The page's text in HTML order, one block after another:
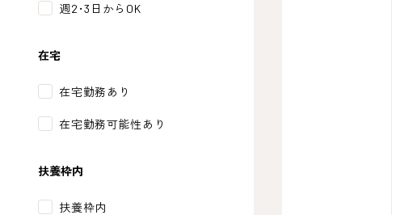
週2･3日からOK
在宅
在宅勤務あり
在宅勤務可能性あり
扶養枠内
扶養枠内